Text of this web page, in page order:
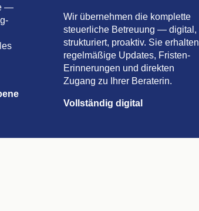
—
Wir übernehmen die komplette
steuerliche Betreuung — digital,
strukturiert, proaktiv. Sie erhalten
regelmäßige Updates, Fristen-
Erinnerungen und direkten
Zugang zu Ihrer Beraterin.
Vollständig digital